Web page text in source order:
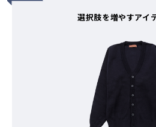
選択肢を増やすアイ